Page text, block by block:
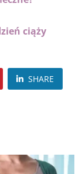
ciąży
SHARE